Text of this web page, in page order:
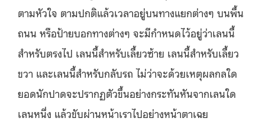
ตามหัวใจ ตามปกติแล้วเวลาอยู่บนทางแยกต่างๆ บนพื้น
ถนน หรือป้ายบอกทางต่างๆ จะมีกำหนดไว้อยู่ว่าเลนนี้
สำหรับตรงไป เลนนี้สำหรับเลี้ยวซ้าย เลนนี้สำหรับเลี้ยว
ขวา และเลนนี้สำหรับกลับรถ ไม่ว่าจะด้วยเหตุผลกลใด
ยอดนักปาดจะปรากฏตัวขึ้นอย่างกระทันหันจากเลนใด
เลนหนึ่ง แล้วขับผ่านหน้าเราไปอย่างหน้าตาเฉย